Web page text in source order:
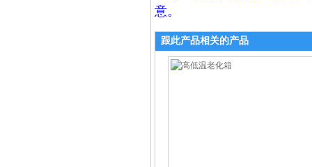
意。
跟此产品相关的产品